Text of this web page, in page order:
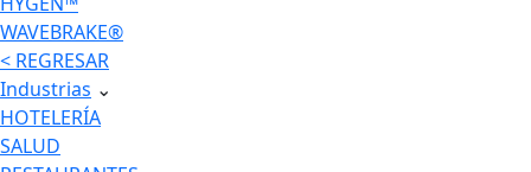
WAVEBRAKE®
< REGRESAR
Industrias ⌄
HOTELERÍA
SALUD